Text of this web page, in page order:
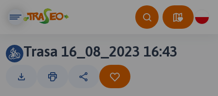
Trasa 16_08_2023 16:43